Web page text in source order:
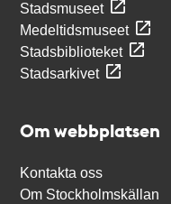
Stadsmuseet
Medeltidsmuseet
Stadsbiblioteket
Stadsarkivet
Om webbplatsen
Kontakta oss
Om Stockholmskällan